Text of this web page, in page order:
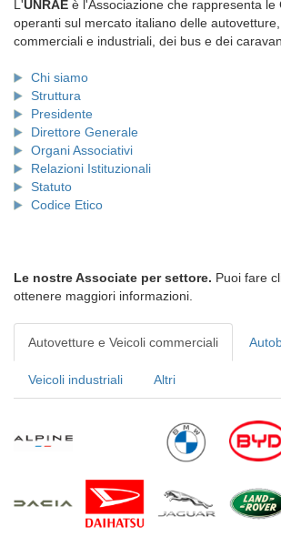
L'UNRAE è l'Associazione che rappresenta le
operanti sul mercato italiano delle
commerciali e industriali, dei bus e dei
Chi siamo
Struttura
Presidente
Direttore Generale
Organi Associativi
Relazioni Istituzionali
Statuto
Codice Etico
Le nostre Associate per settore. Puoi fare
ottenere maggiori informazioni.
Autovetture e Veicoli commerciali
Veicoli industriali Altri